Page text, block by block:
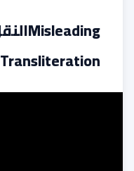
Transliteration